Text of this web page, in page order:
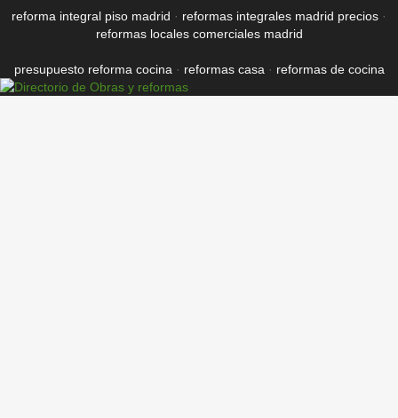
reforma integral piso madrid · reformas integrales madrid precios ·
reformas locales comerciales madrid
presupuesto reforma cocina · reformas casa · reformas de cocina